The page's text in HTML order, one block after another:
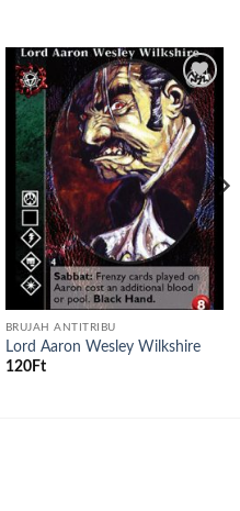
Add to
wishlist
BRUJAH ANTITRIBU
Lord Aaron Wesley Wilkshire
120Ft